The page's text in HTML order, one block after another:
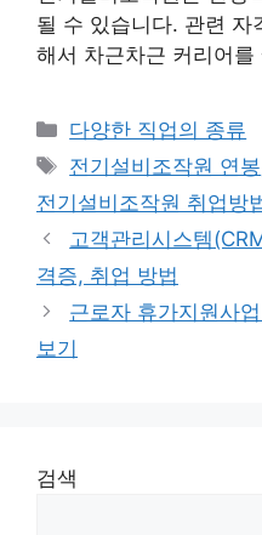
될 수 있습니다. 관련 자
해서 차근차근 커리어
카
테
리
다양한 직업의 종류
태
그
전기설비조작원 연봉
전기설비조작원 취업방
고객관리시스템
격증, 취업 방법
근로자 휴가지원사
보기
검색